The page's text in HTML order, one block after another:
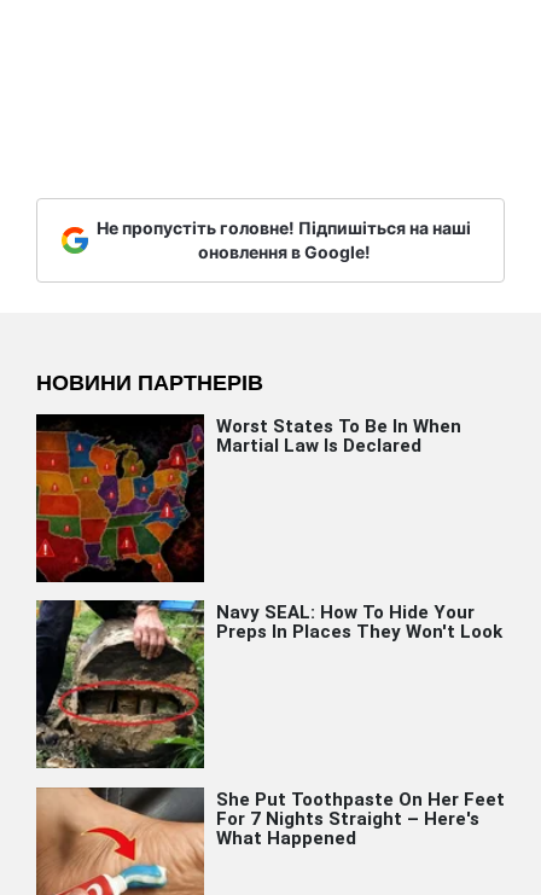
Не пропустіть головне! Підпишіться на наші
оновлення в Google!